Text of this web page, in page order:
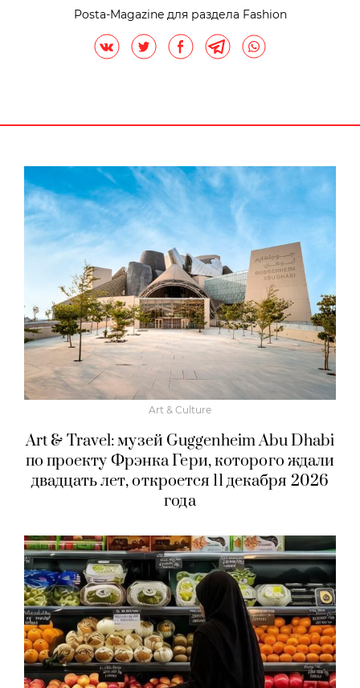
Posta-Magazine для раздела Fashion
Art & Culture
Art & Travel: музей Guggenheim Abu Dhabi
по проекту Фрэнка Гери, которого ждали
двадцать лет, откроется 11 декабря 2026
года